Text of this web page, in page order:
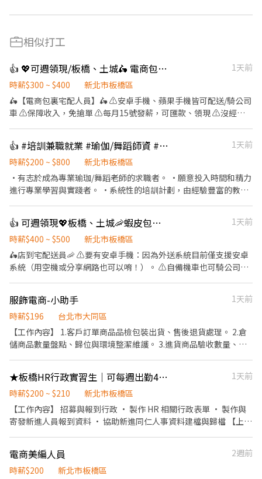
相似打工
👍 💖可週領現/板橋、土城🛵 電商包裏宅配/免經驗平均50k~70k/公司車
1天前
時薪$300 ~ $400
新北市板橋區
🛵【電商包裏宅配人員】🛵 ⚠️安卓手機、蘋果手機皆可配送/騎公司
車 ⚠️保障收入，免搶單 ⚠️每月15號發薪，可匯款、領現 ⚠️沒經驗
間】 一~日 09:00~18:00 排休制 💵【薪資待遇】 平均收入約50～
70K 📍【工作地點】 新北市板橋區、土城區、蘆洲區、三重區<==
任選 --------------------⬇️應徵方式⬇️------------------------- 📩
【火速卡位應徵流程】 ➊ 點擊填寫廠商制式履歷（1分鐘完成，快
加入留言： 👉https://lin.ee/OBnhVN5 私訊留下 ⌜姓名+電話 +應
徵電商包裏外送」💥
👍 #培訓兼職就業 #瑜伽/舞蹈師資 #歡迎二度就業應徵
1天前
時薪$200 ~ $800
新北市板橋區
•有志於成為專業瑜珈/舞蹈老師的求職者。 •願意投入時間和精力
進行專業學習與實踐者。 •系統性的培訓計劃，由經驗豐富的教練
入。
👍 可週領現💖板橋、土城🦐蝦皮包裏外送員/免經驗平均50～80K，公司車
1天前
時薪$400 ~ $500
新北市板橋區
🛵店到宅配送員🦐 ⚠️要有安卓手機：因為外送系統目前僅支援安卓
系統（用空機或分享網路也可以唷！）。 ⚠️自備機車也可騎公司電
👉👉👉至門市自行取貨配送，沒有傳統宅配人事問題 📌 工作內
容： ↪︎ 騎機車(自備或公司車)將包裏從門市配送至買家地點(範圍
3km內) 在我們這裡的夥伴收入大概長這樣： 🛵 隨便送送（熟悉路
線中）：$40,000 ~ $60,000 元 / 月 🛵 乖乖聽話送（穩定出勤）：
✅ 領薪彈性：每月15號準時發薪（可匯款/領現），亦可配合【每週
領薪】，週週有錢花！ ━━━━━━━━━━━━━━━━━ 📍
━━━━━━━━━━━━━━━━━ 台北市、新北市各行政區皆
有缺額（文山、林口、板橋、永和、中和、新店、三重、新莊、樹
林、土城、淡水、信義、大同、萬華、松山、中山、內湖...等） 點
擊立即應徵，私訊告知小編你想送哪一區，馬上幫你保留就近站
程】 ➊ 點擊填寫廠商制式履歷（1分鐘完成，快速安排送審）： 👉
服飾電商-小助手
1天前
時薪$196
台北市大同區
【工作內容】 1.客戶訂單商品品檢包裝出貨、售後退貨處理。 2.倉
儲商品數量盤點、歸位與環境整潔維護。 3.進貨商品驗收數量、樣
介紹影片錄製&短影音內容製作** 👉此項工作內容 [非必備] 👉具有
此技能通過測試後會依工作能力調整 （時薪$200-$220） 若有相關
作品歡迎隨履歷附上！ 【工作必備】 - 週一至週五可配合2～3天 -
手腳俐落具備高效的工作效率！ - 有同理心、細心、組織力、團隊
關經驗者佳 電商品牌官方網站 www.lovso.com.tw Instagram｜
www.instagram.com/lovso_ Facebook ｜
★板橋HR行政實習生｜可每週出勤4天｜夜校生或實習生皆可_203
1天前
時薪$200 ~ $210
新北市板橋區
【工作內容】 招募與報到行政 • 製作 HR 相關行政表單 • 製作與
寄發新進人員報到資料 • 協助新進同仁人事資料建檔與歸檔 【上班
電商美編人員
2週前
時薪$200
新北市板橋區